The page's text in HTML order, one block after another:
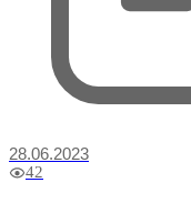
28.06.2023
42